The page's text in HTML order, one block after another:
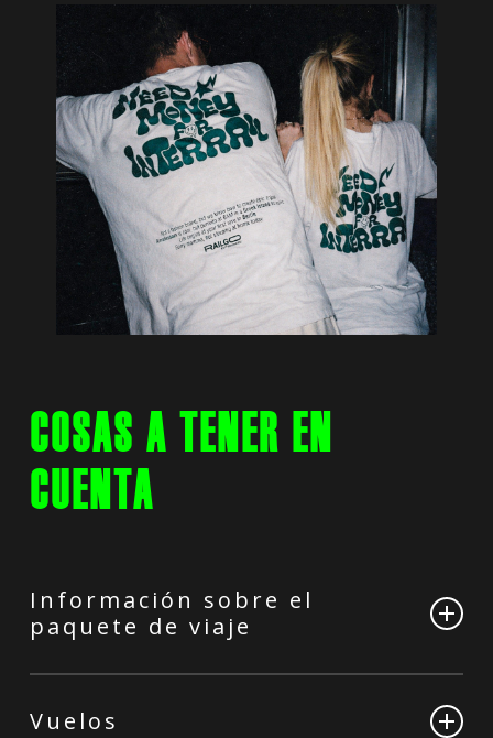
COSAS A TEN ER EN
CUENTA
Información sobre el
paquete de viaje
apartado incluye, pero damos la opción de
Vuelos